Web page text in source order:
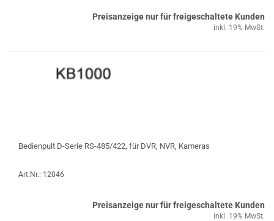
Preisanzeige nur für freigeschaltete Kunden
inkl. 19% MwSt.
Bedienpult D-Serie RS-485/422, für DVR, NVR, Kameras
Art.Nr.: 12046
Preisanzeige nur für freigeschaltete Kunden
inkl. 19% MwSt.